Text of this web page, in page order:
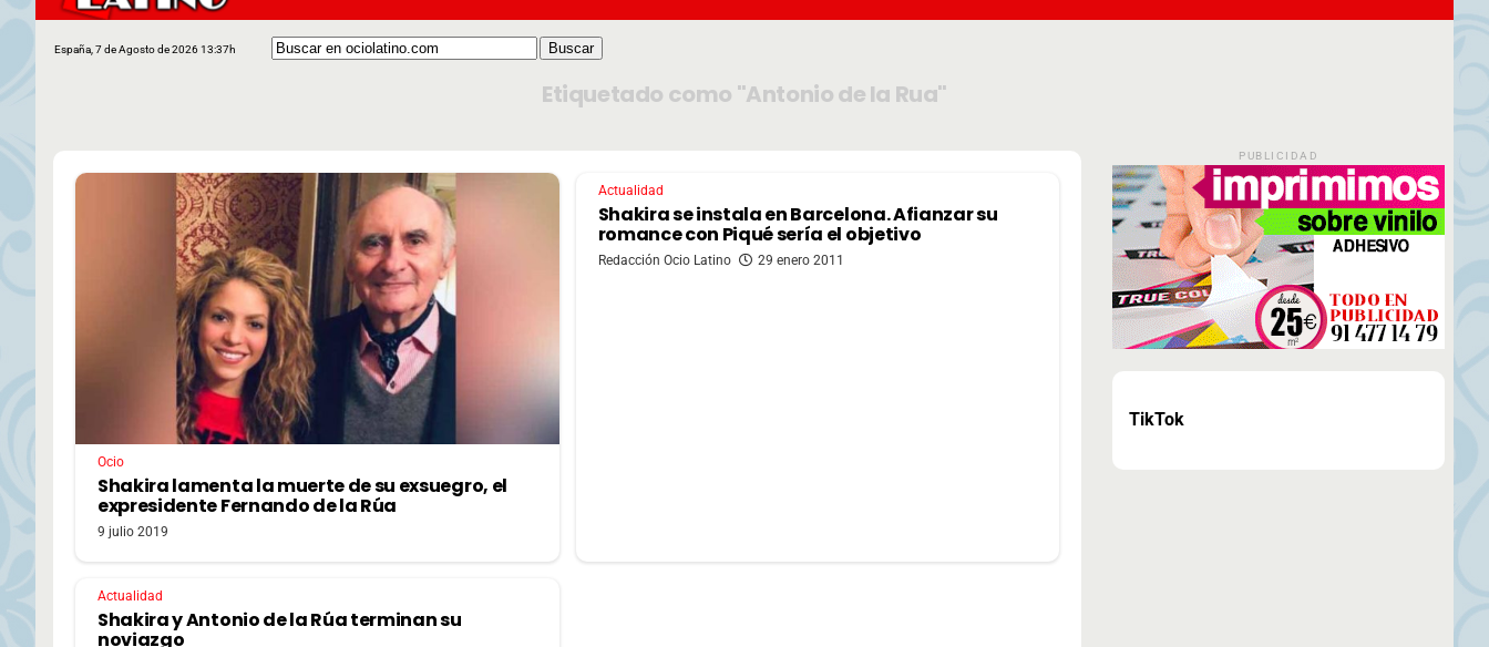
España, 7 de Agosto de 2026 13:37h
Etiquetado como "Antonio de la Rua"
Ocio
Shakira lamenta la muerte de su exsuegro, el
expresidente Fernando de la Rúa
9 julio 2019
Actualidad
Shakira se instala en Barcelona. Afianzar su
romance con Piqué sería el objetivo
Redacción Ocio Latino 29 enero 2011
Actualidad
Shakira y Antonio de la Rúa terminan su
noviazgo
PUBLICIDAD
TikTok